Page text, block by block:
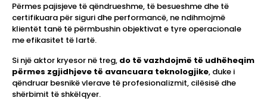
Përmes pajisjeve të qëndrueshme, të besueshme dhe të
certifikuara për siguri dhe performancë, ne ndihmojmë
klientët tanë të përmbushin objektivat e tyre operacionale
me efikasitet të lartë.
Si një aktor kryesor në treg, do të vazhdojmë të udhëheqim
përmes zgjidhjeve të avancuara teknologjike, duke i
qëndruar besnikë vlerave të profesionalizmit, cilësisë dhe
shërbimit të shkëlqyer.